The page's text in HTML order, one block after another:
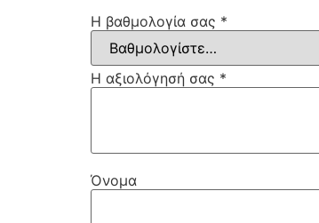
Η βαθμολογία σας *
Η αξιολόγησή σας *
Όνομα